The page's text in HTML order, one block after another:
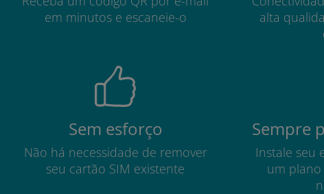
em minutos e escaneie-o
alta
Sem esforço
Não há necessidade de remover
seu cartão SIM existente
Sempre
Instale seu
um